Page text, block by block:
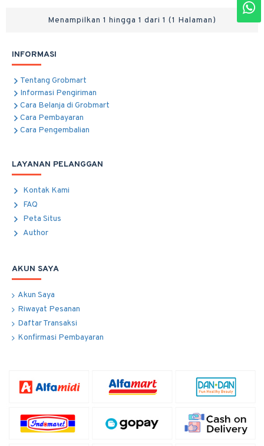
Menampilkan 1 hingga 1 dari 1 (1 Halaman)
INFORMASI
Tentang Grobmart
Informasi Pengiriman
Cara Belanja di Grobmart
Cara Pembayaran
Cara Pengembalian
LAYANAN PELANGGAN
Kontak Kami
FAQ
Peta Situs
Author
AKUN SAYA
Akun Saya
Riwayat Pesanan
Daftar Transaksi
Konfirmasi Pembayaran